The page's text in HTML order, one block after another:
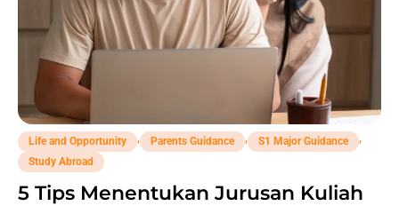
Life and Opportunity , Parents Guidance , S1 Major Guidance
,
Study Abroad
5 Tips Menentukan Jurusan Kuliah